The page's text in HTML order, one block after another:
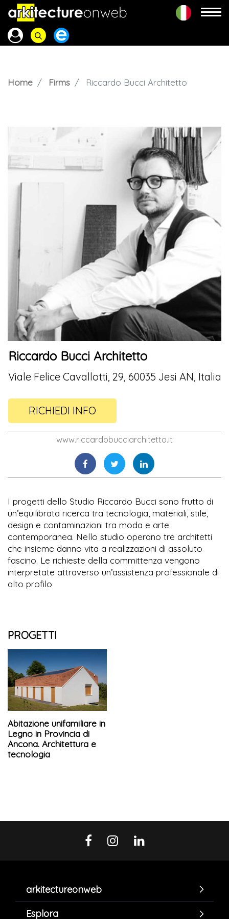
Home Firms Riccardo Bucci Architetto
Riccardo Bucci Architetto
Viale Felice Cavallotti, 29, 60035 Jesi AN, Italia
RICHIEDI INFO
www.riccardobucciarchitetto.it
I progetti dello Studio Riccardo Bucci sono frutto di
un’equilibrata ricerca tra tecnologia, materiali, stile,
design e contaminazioni tra moda e arte
contemporanea. Nello studio operano tre architetti
che insieme danno vita a realizzazioni di assoluto
fascino. Le richieste della committenza vengono
interpretate attraverso un’assistenza professionale di
alto profilo
PROGETTI
Abitazione unifamiliare in
Legno in Provincia di
Ancona. Architettura e
tecnologia
arkitectureonweb
Esplora